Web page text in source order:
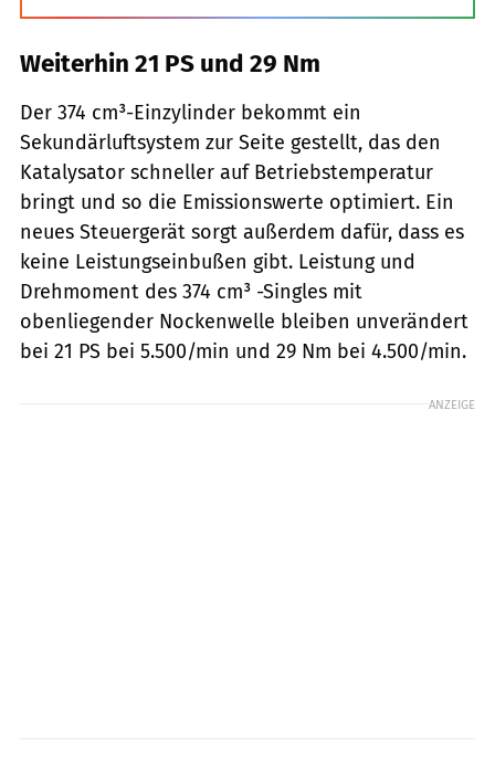
Weiterhin 21 PS und 29 Nm
Der 374 cm³-Einzylinder bekommt ein
Sekundärluftsystem zur Seite gestellt, das den
Katalysator schneller auf Betriebstemperatur
bringt und so die Emissionswerte optimiert. Ein
neues Steuergerät sorgt außerdem dafür, dass es
keine Leistungseinbußen gibt. Leistung und
Drehmoment des 374 cm³ -Singles mit
obenliegender Nockenwelle bleiben unverändert
bei 21 PS bei 5.500/min und 29 Nm bei 4.500/min.
ANZEIGE